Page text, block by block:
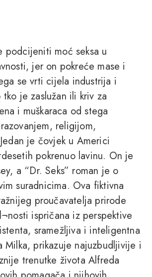
podcijeniti moć seksa u
jer on pokreće mase i
se vrti cijela industrija i
je zaslužan ili kriv za
i muškaraca od stega
religijom,
je čovjek u Americi
pokrenuo lavinu. On je
a “Dr. Seks” roman je o
suradnicima. Ova fiktivna
proučavatelja prirode
ispričana iz perspektive
sramežljiva i inteligentna
Milka, prikazuje najuzbudljivije i
trenutke života Alfreda